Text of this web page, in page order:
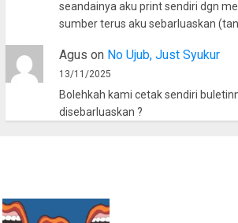
seandainya aku print sendiri dgn
sumber terus aku sebarluaskan
Agus on No Ujub, Just Syukur
13/11/2025
Bolehkah kami cetak sendiri
disebarluaskan ?